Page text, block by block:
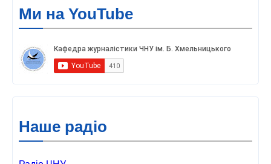
Ми на YouTube
Наше радіо